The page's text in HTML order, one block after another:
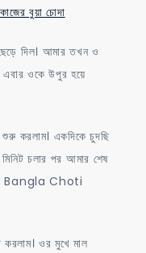
বুয়া চোদা
দিল। আমার তখন ও
ওকে উপুর হয়ে
করলাম। একদিকে চুদছি
চলার পর আমার শেষ
– Bangla Choti
ওর মুখে মাল